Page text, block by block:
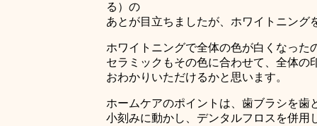
る）の
あとが目立ちましたが、ホワイトニン
ホワイトニングで全体の色が白くなった
セラミックもその色に合わせて、全体の
おわかりいただけるかと思います。
ホームケアのポイントは、歯ブラシを歯
小刻みに動かし、デンタルフロスを併用